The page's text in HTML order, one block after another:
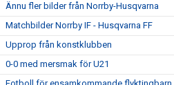
Ännu fler bilder från Norrby-Husqvarna
Matchbilder Norrby IF - Husqvarna FF
Upprop från konstklubben
0-0 med mersmak för U21